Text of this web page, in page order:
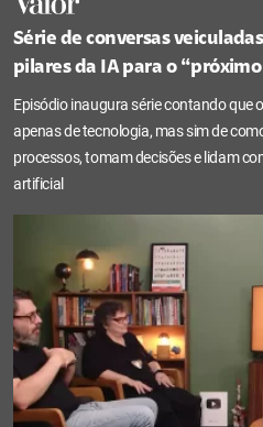
Série de conversas
pilares da IA para o
Episódio inaugura série contando que
apenas de tecnologia, mas sim de
processos, tomam decisões e lidam
artificial